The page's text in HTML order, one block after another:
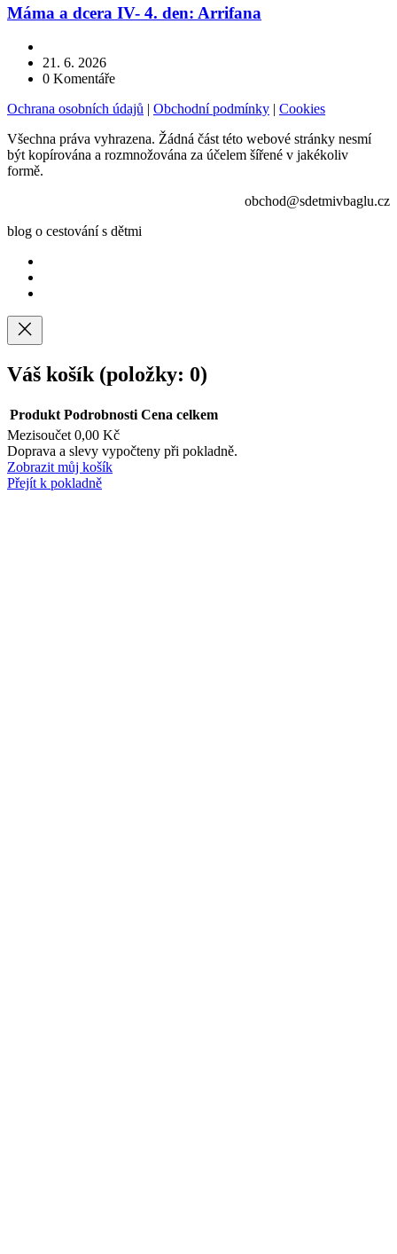
Máma a dcera IV- 4. den: Arrifana
21. 6. 2026
0 Komentáře
Ochrana osobních údajů | Obchodní podmínky | Cookies
Všechna práva vyhrazena. Žádná část této webové stránky nesmí
být kopírována a rozmnožována za účelem šířené v jakékoliv
formě.
obchod@sdetmivbaglu.cz
blog o cestování s dětmi
Váš košík (položky: 0)
Produkty
v
Produkt Podrobnosti Cena celkem
Mezisoučet 0,00 Kč
Doprava a slevy vypočteny při pokladně.
Zobrazit můj košík
Přejít k pokladně